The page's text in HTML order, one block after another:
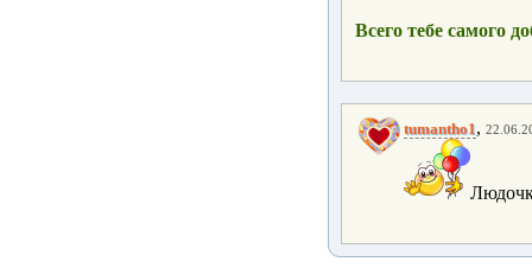
Всего тебе самого
tumantho1,